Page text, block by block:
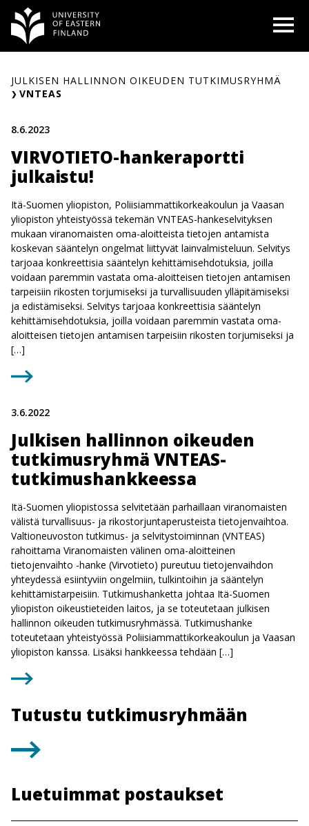
Siirry
sisältöön
JULKISEN HALLINNON OIKEUDEN TUTKIMUSRYHMÄ
VNTEAS
8.6.2023
VIRVOTIETO-hankeraportti
julkaistu!
Itä-Suomen yliopiston, Poliisiammattikorkeakoulun ja Vaasan
yliopiston yhteistyössä tekemän VNTEAS-hankeselvityksen
mukaan viranomaisten oma-aloitteista tietojen antamista
koskevan sääntelyn ongelmat liittyvät lainvalmisteluun. Selvitys
tarjoaa konkreettisia sääntelyn kehittämisehdotuksia, joilla
voidaan paremmin vastata oma-aloitteisen tietojen antamisen
tarpeisiin rikosten torjumiseksi ja turvallisuuden ylläpitämiseksi
ja edistämiseksi. Selvitys tarjoaa konkreettisia sääntelyn
kehittämisehdotuksia, joilla voidaan paremmin vastata oma-
aloitteisen tietojen antamisen tarpeisiin rikosten torjumiseksi ja
[…]
3.6.2022
Julkisen hallinnon oikeuden
tutkimusryhmä VNTEAS-
tutkimushankkeessa
Itä-Suomen yliopistossa selvitetään parhaillaan viranomaisten
välistä turvallisuus- ja rikostorjuntaperusteista tietojenvaihtoa.
Valtioneuvoston tutkimus- ja selvitystoiminnan (VNTEAS)
rahoittama Viranomaisten välinen oma-aloitteinen
tietojenvaihto -hanke (Virvotieto) pureutuu tietojenvaihdon
yhteydessä esiintyviin ongelmiin, tulkintoihin ja sääntelyn
kehittämistarpeisiin. Tutkimushanketta johtaa Itä-Suomen
yliopiston oikeustieteiden laitos, ja se toteutetaan julkisen
hallinnon oikeuden tutkimusryhmässä. Tutkimushanke
toteutetaan yhteistyössä Poliisiammattikorkeakoulun ja Vaasan
yliopiston kanssa. Lisäksi hankkeessa tehdään […]
Tutustu tutkimusryhmään
Luetuimmat postaukset